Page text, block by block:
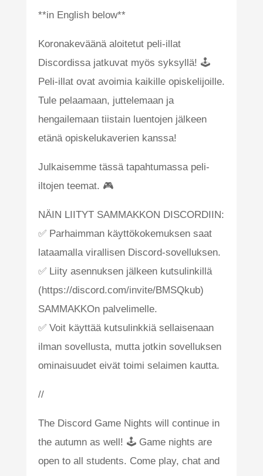
**in English below**
Koronakeväänä aloitetut peli-illat
Discordissa jatkuvat myös syksyllä! 🕹️
Peli-illat ovat avoimia kaikille opiskelijoille.
Tule pelaamaan, juttelemaan ja
hengailemaan tiistain luentojen jälkeen
etänä opiskelukaverien kanssa!
Julkaisemme tässä tapahtumassa peli-
iltojen teemat. 🎮
NÄIN LIITYT SAMMAKKON DISCORDIIN:
✅ Parhaimman käyttökokemuksen saat
lataamalla virallisen Discord-sovelluksen.
✅ Liity asennuksen jälkeen kutsulinkillä
(https://discord.com/invite/BMSQkub)
SAMMAKKOn palvelimelle.
✅ Voit käyttää kutsulinkkiä sellaisenaan
ilman sovellusta, mutta jotkin sovelluksen
ominaisuudet eivät toimi selaimen kautta.
//
The Discord Game Nights will continue in
the autumn as well! 🕹️ Game nights are
open to all students. Come play, chat and